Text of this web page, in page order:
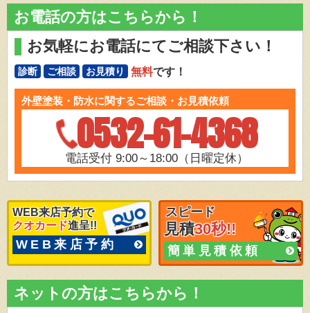
お電話の方はこちらから！
お気軽にお電話にてご相談下さい！
診断 ご相談 お見積り 無料です！
外壁塗装・防水に関するご相談・お見積依頼
0532-61-4368
電話受付 9:00～18:00（日曜定休）
WEB来店予約で
クオカード進呈!!
WEB来店予約
スピード
見積30秒!!
簡単見積依頼
ネットの方はこちらから！